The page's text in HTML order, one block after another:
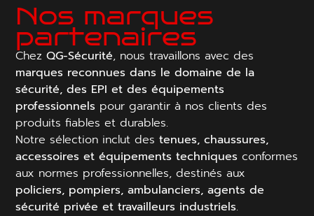
Nos marques
partenaires
ChezQG-Sécurité, nous travaillons avec des
marques reconnues dans le domaine de la
sécurité, des EPI et des équipements
professionnels pour garantir à nos clients des
produits fiables et durables.
Notre sélection inclut destenues, chaussures,
accessoires et équipements techniques conformes
aux normes professionnelles, destinés aux
policiers, pompiers, ambulanciers, agents de
sécurité privée et travailleurs industriels.